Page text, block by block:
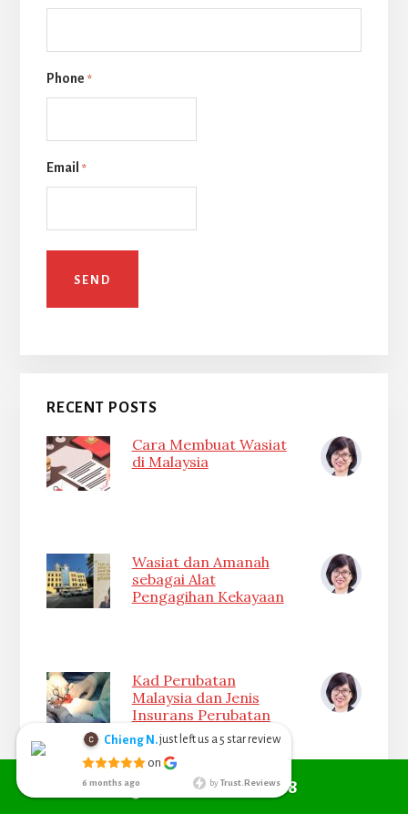
Phone *
Email *
RECENT POSTS
Cara Membuat Wasiat
di Malaysia
Wasiat dan Amanah
sebagai Alat
Pengagihan Kekayaan
Kad Perubatan
Malaysia dan Jenis
Insurans Perubatan
Insurans Pembantu
Call +6010 361 9298
Chieng N.just left us a5 star review
on
6 months ago byTrust.Reviews
Chieng Nyoh
6 months ago
I search from